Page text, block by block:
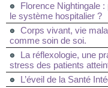
Florence Nightingale
le système hospitalier ?
Corps vivant, vie
comme soin de soi.
La réflexologie, une
stress des patients
L’éveil de la Santé